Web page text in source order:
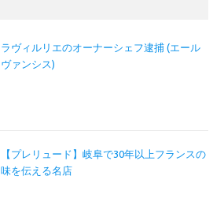
ラヴィルリエのオーナーシェフ逮捕 (エール
ヴァンシス)
【プレリュード】岐阜で30年以上フランスの
味を伝える名店